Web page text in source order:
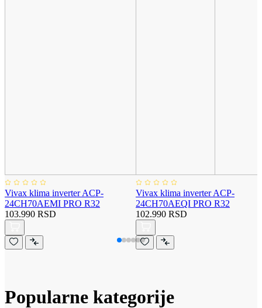
Vivax klima inverter ACP-
24CH70AEMI PRO R32
103.990 RSD
Vivax klima inverter ACP-
24CH70AEQI PRO R32
102.990 RSD
Popularne kategorije